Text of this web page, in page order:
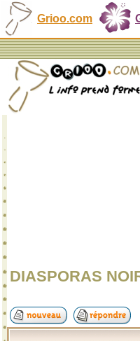
Grioo.com
DIASPORAS